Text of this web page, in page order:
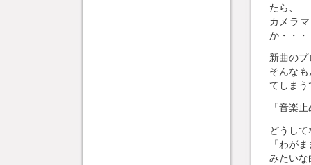
たら、
カメラ
か・・・
新曲の
そんな
てしま
「音楽
どうし
「わが
みたいな